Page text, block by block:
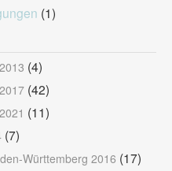
(1)
(4)
(42)
(11)
(7)
Württemberg 2016 (17)